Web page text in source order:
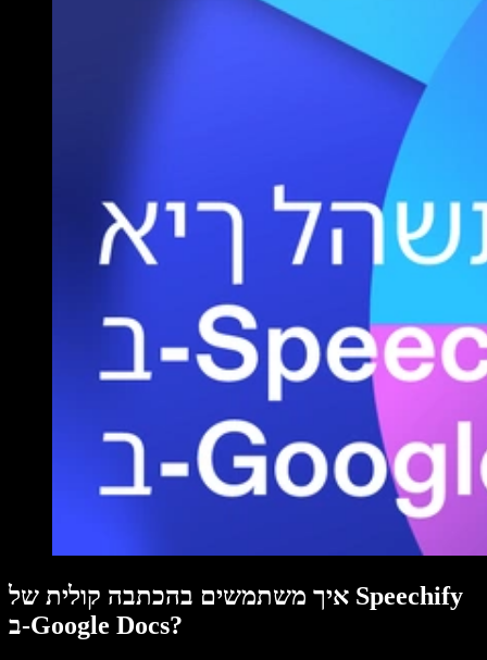
איך משתמשים בהכתבה קולית של Speechify
ב-Google Docs?